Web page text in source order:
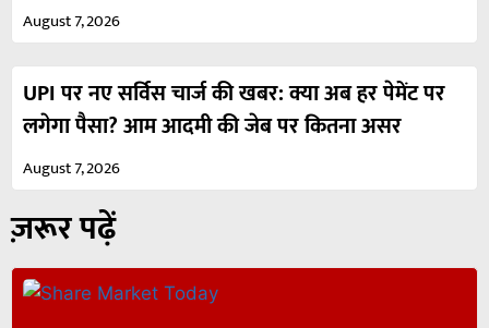
August 7, 2026
UPI पर नए सर्विस चार्ज की खबर: क्या अब हर पेमेंट पर
लगेगा पैसा? आम आदमी की जेब पर कितना असर
August 7, 2026
ज़रूर पढ़ें